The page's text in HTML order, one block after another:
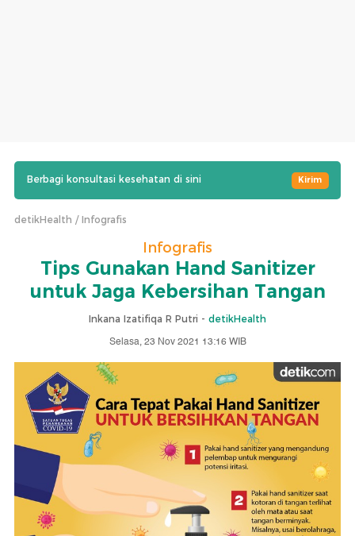
Berbagi konsultasi kesehatan di sini Kirim
detikHealth Infografis
Infografis
Tips Gunakan Hand Sanitizer
untuk Jaga Kebersihan Tangan
Inkana Izatifiqa R Putri - detikHealth
Selasa, 23 Nov 2021 13:16 WIB